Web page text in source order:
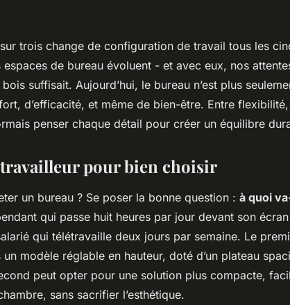
de
trois change de configuration de travail tous les
espaces de bureau évoluent - et avec eux, nos
suffisait. Aujourd’hui, le bureau n’est plus
d’efficacité, et même de bien-être. Entre flexibilité,
penser chaque détail pour créer un équilibre
pour bien choisir
un bureau ? Se poser la bonne question : à quoi
qui passe huit heures par jour devant son écran
qui télétravaille deux jours par semaine. Le
modèle réglable en hauteur, doté d’un plateau
peut opter pour une solution plus compacte,
sans sacrifier l’esthétique.